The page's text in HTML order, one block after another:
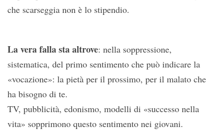
che scarseggia non è lo stipendio.
La vera falla sta altrove: nella soppressione,
sistematica, del primo sentimento che può indicare la
«vocazione»: la pietà per il prossimo, per il malato che
ha bisogno di te.
TV, pubblicità, edonismo, modelli di «successo nella
vita» sopprimono questo sentimento nei giovani.